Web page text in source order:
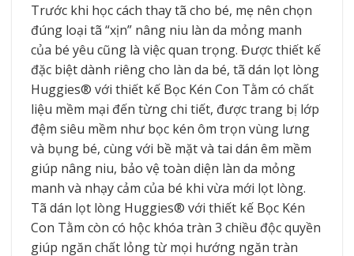
Trước khi học cách thay tã cho bé, mẹ nên chọn
đúng loại tã “xịn” nâng niu làn da mỏng manh
của bé yêu cũng là việc quan trọng. Được thiết kế
đặc biệt dành riêng cho làn da bé, tã dán lọt lòng
Huggies® với thiết kế Bọc Kén Con Tằm có chất
liệu mềm mại đến từng chi tiết, được trang bị lớp
đệm siêu mềm như bọc kén ôm trọn vùng lưng
và bụng bé, cùng với bề mặt và tai dán êm mềm
giúp nâng niu, bảo vệ toàn diện làn da mỏng
manh và nhạy cảm của bé khi vừa mới lọt lòng.
Tã dán lọt lòng Huggies® với thiết kế Bọc Kén
Con Tằm còn có hộc khóa tràn 3 chiều độc quyền
giúp ngăn chất lỏng từ mọi hướng ngăn tràn